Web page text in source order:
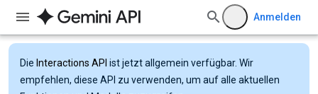
Anmelden
Die Interactions API ist jetzt allgemein verfügbar. Wir
empfehlen, diese API zu verwenden, um auf alle aktuellen